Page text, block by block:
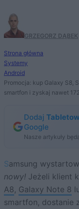
GRZEGORZ DĄBEK
Strona główna
Systemy
Android
Promocja: kup Galaxy S8,
smartfon i zyskaj nawet
Dodaj
Google
Nasze artykuły
Samsung
nowy! Jeżeli klient
A8, Galaxy Note 8
smartfon, dostanie